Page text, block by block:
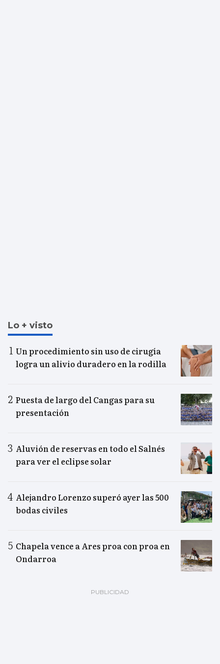
Lo + visto
Un procedimiento sin uso de cirugía
logra un alivio duradero en la rodilla
Puesta de largo del Cangas para su
presentación
Aluvión de reservas en todo el Salnés
para ver el eclipse solar
Alejandro Lorenzo superó ayer las 500
bodas civiles
Chapela vence a Ares proa con proa en
Ondarroa